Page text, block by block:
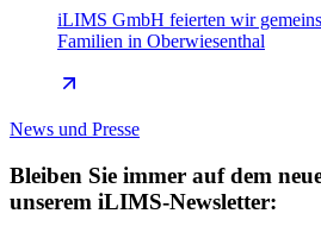
iLIMS GmbH feierten wir
Familien in Oberwiesenthal
News und Presse
Bleiben Sie immer auf dem
unserem iLIMS-Newsletter: